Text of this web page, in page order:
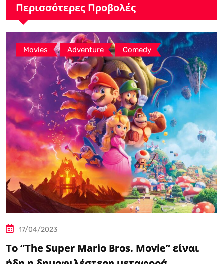
Περισσότερες Προβολές
Movies , Adventure , Comedy
17/04/2023
Το “The Super Mario Bros. Movie” είναι